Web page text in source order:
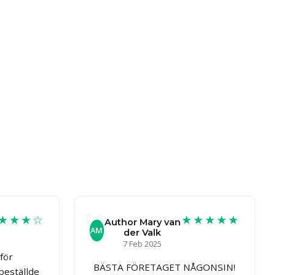
AM
Author Mary van
der Valk
7 Feb 2025
★★★★★
BÄSTA FÖRETAGET NÅGONSIN!